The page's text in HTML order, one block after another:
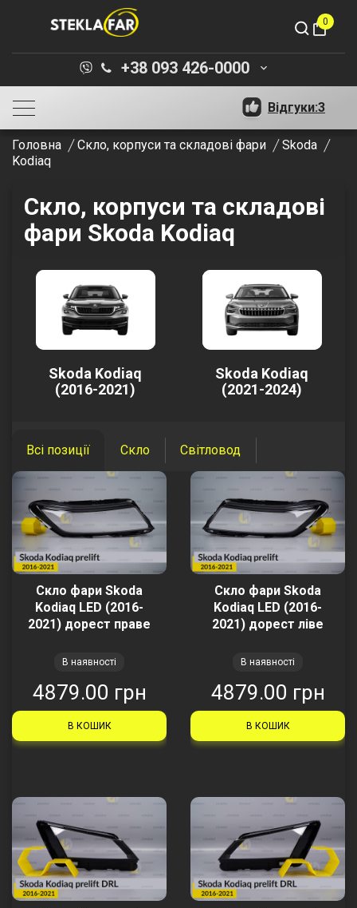
shopping_bag
0
+38 093 426-0000 keyboard_arrow_down
Відгуки:3
Головна Скло, корпуси та складові фари
Skoda
Kodiaq
Скло, корпуси та складові
фари Skoda Kodiaq
Skoda Kodiaq
(2016-2021)
Skoda Kodiaq
(2021-2024)
Всі позиції Скло Світловод
Скло фари Skoda
Kodiaq LED (2016-
2021) дорест праве
В наявності
4879.00 грн
В КОШИК
Скло фари Skoda
Kodiaq LED (2016-
2021) дорест ліве
В наявності
4879.00 грн
В КОШИК